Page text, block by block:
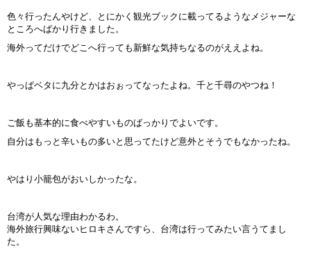
色々行ったんやけど、とにかく観光ブックに載ってるようなメジャーな
ところへばかり行きました。
海外ってだけでどこへ行っても新鮮な気持ちなるのがええよね。
やっぱベタに九分とかはおぉってなったよね。千と千尋のやつね！
ご飯も基本的に食べやすいものばっかりでよいです。
自分はもっと辛いもの多いと思ってたけど意外とそうでもなかったね。
やはり小籠包がおいしかったな。
台湾が人気な理由わかるわ。
海外旅行興味ないヒロキさんですら、台湾は行ってみたい言うてまし
た。